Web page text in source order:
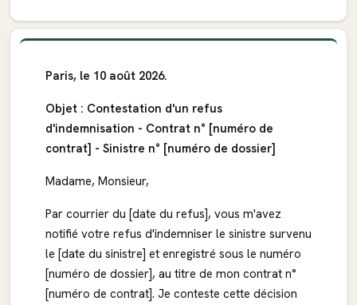
Paris, le 10 août 2026.
Objet : Contestation d'un refus
d'indemnisation - Contrat n° [numéro de
contrat] - Sinistre n° [numéro de dossier]
Madame, Monsieur,
Par courrier du [date du refus], vous m'avez
notifié votre refus d'indemniser le sinistre survenu
le [date du sinistre] et enregistré sous le numéro
[numéro de dossier], au titre de mon contrat n°
[numéro de contrat]. Je conteste cette décision